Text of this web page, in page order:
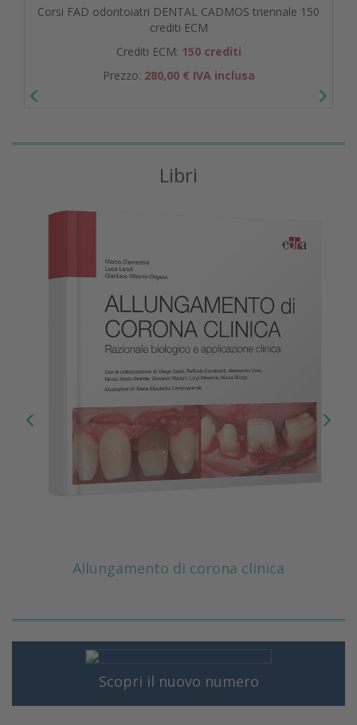
Corsi FAD odontoiatri DENTAL CADMOS triennale 150
crediti ECM
Crediti ECM: 150 crediti
Prezzo: 280,00 € IVA inclusa
Libri
Allungamento di corona clinica
Scopri il nuovo numero